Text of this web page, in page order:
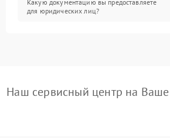
Какую документацию вы предоставляете
для юридических лиц?
Наш сервисный центр на